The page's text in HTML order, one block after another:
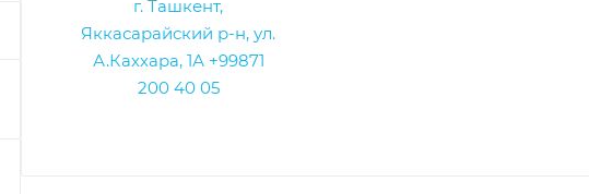
г. Ташкент,
Яккасарайский р-н, ул.
А.Каххара, 1А +99871
200 40 05